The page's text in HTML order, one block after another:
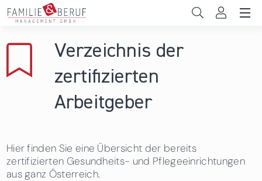
Direkt zum Inhalt
Gemeinden
Das sind wir
News & Events
Verzeichnis der
zertifizierten
Arbeitgeber
Hier finden Sie eine Übersicht der bereits
zertifizierten Gesundheits- und Pflegeeinrichtungen
aus ganz Österreich.